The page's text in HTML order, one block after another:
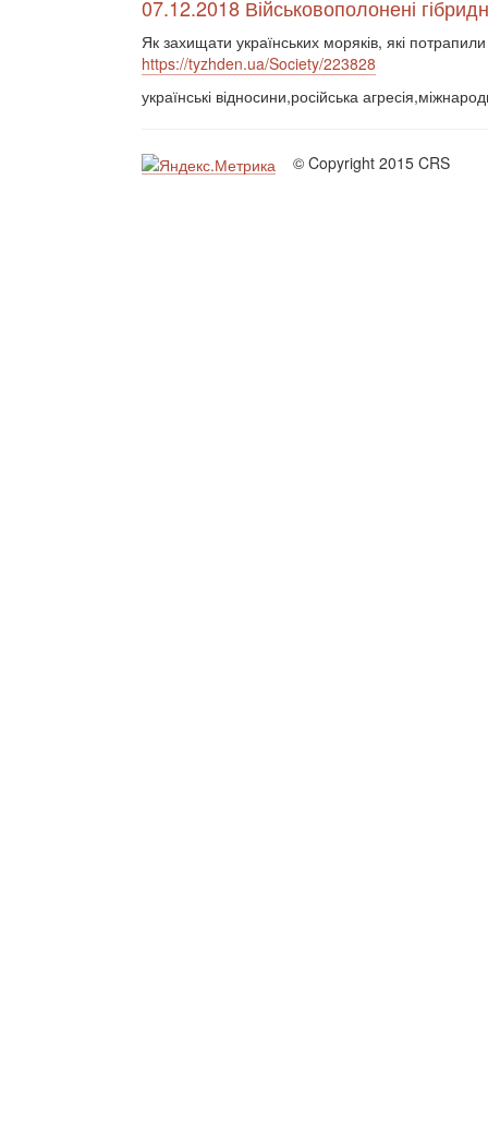
07.12.2018 Військовополонені
Як захищати українських моряків, які
https://tyzhden.ua/Society/223828
українські відносини,російська
© Copyright 2015 CRS